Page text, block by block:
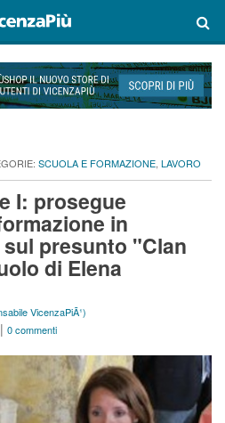
SCUOLA E FORMAZIONE, LAVORO
I: prosegue
in
presunto "Clan
di Elena
VicenzaPiÃ¹)
| 0 commenti